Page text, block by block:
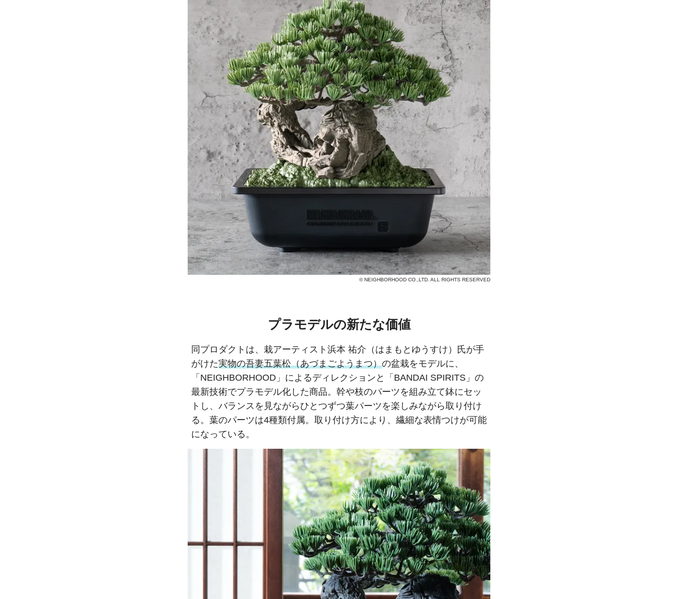
© NEIGHBORHOOD CO.,LTD. ALL RIGHTS RESERVED
プラモデルの新たな価値
同プロダクトは、栽アーティスト浜本 祐介（はまもとゆうすけ）氏が手
がけた実物の吾妻五葉松（あづまごようまつ）の盆栽をモデルに、
「NEIGHBORHOOD」によるディレクションと「BANDAI SPIRITS」の
最新技術でプラモデル化した商品。幹や枝のパーツを組み立て鉢にセッ
トし、バランスを見ながらひとつずつ葉パーツを楽しみながら取り付け
る。葉のパーツは4種類付属。取り付け方により、繊細な表情つけが可能
になっている。